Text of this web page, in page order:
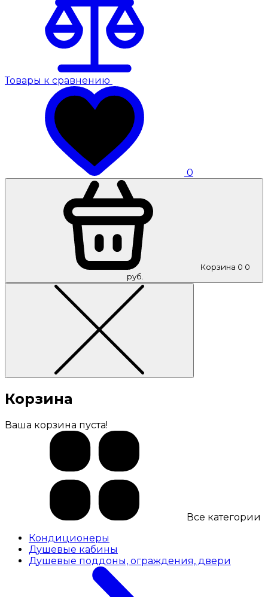
Товары к сравнению
0
Корзина 0 0
руб.
Корзина
Ваша корзина пуста!
Все категории
Кондиционеры
Душевые кабины
Душевые поддоны, ограждения, двери